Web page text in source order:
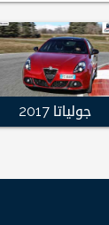
جولياتا 2017